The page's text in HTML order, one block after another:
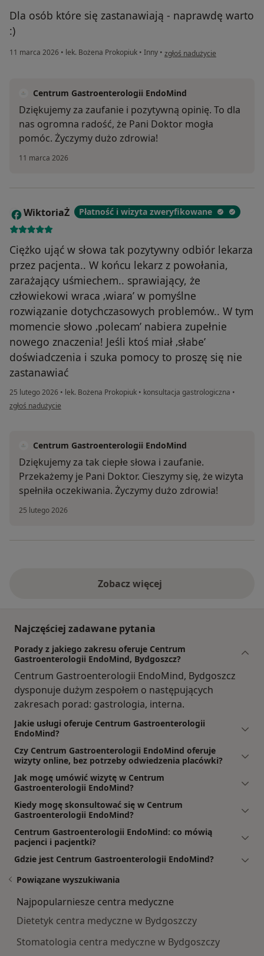
Dla osób które się zastanawiają - naprawdę warto
:)
11 marca 2026 • lek. Bożena Prokopiuk • Inny • w opinii użytkownika Szymon
zgłoś nadużycie
Centrum Gastroenterologii EndoMind
Dziękujemy za zaufanie i pozytywną opinię. To dla
nas ogromna radość, że Pani Doktor mogła
pomóc. Życzymy dużo zdrowia!
11 marca 2026
W WiktoriaŻ Płatność i wizyta zweryfikowane
Ciężko ująć w słowa tak pozytywny odbiór lekarza
przez pacjenta.. W końcu lekarz z powołania,
zarażający uśmiechem.. sprawiający, że
człowiekowi wraca ‚wiara’ w pomyślne
rozwiązanie dotychczasowych problemów.. W tym
momencie słowo ‚polecam’ nabiera zupełnie
nowego znaczenia! Jeśli ktoś miał ‚słabe’
doświadczenia i szuka pomocy to proszę się nie
zastanawiać
25 lutego 2026 • lek. Bożena Prokopiuk • konsultacja gastrologiczna •
w opinii użytkownika WiktoriaŻ
zgłoś nadużycie
Centrum Gastroenterologii EndoMind
Dziękujemy za tak ciepłe słowa i zaufanie.
Przekażemy je Pani Doktor. Cieszymy się, że wizyta
spełniła oczekiwania. Życzymy dużo zdrowia!
25 lutego 2026
Zobacz więcej
Najczęściej zadawane pytania
Porady z jakiego zakresu oferuje Centrum
Gastroenterologii EndoMind, Bydgoszcz?
Centrum Gastroenterologii EndoMind, Bydgoszcz
dysponuje dużym zespołem o następujących
zakresach porad: gastrologia, interna.
Jakie usługi oferuje Centrum Gastroenterologii
EndoMind?
Czy Centrum Gastroenterologii EndoMind oferuje
wizyty online, bez potrzeby odwiedzenia placówki?
Jak mogę umówić wizytę w Centrum
Gastroenterologii EndoMind?
Kiedy mogę skonsultować się w Centrum
Gastroenterologii EndoMind?
Centrum Gastroenterologii EndoMind: co mówią
pacjenci i pacjentki?
Gdzie jest Centrum Gastroenterologii EndoMind?
Powiązane wyszukiwania
Najpopularniesze centra medyczne
Dietetyk centra medyczne w Bydgoszczy
Stomatologia centra medyczne w Bydgoszczy